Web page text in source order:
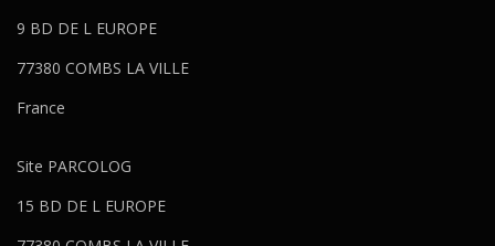
9 BD DE L EUROPE
77380 COMBS LA VILLE
France
Site PARCOLOG
15 BD DE L EUROPE